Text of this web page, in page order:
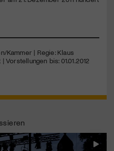
Kammer | Regie: Klaus
bis: 01.01.2012